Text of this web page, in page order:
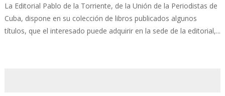
La Editorial Pablo de la Torriente, de la Unión de la Periodistas de
Cuba, dispone en su colección de libros publicados algunos
títulos, que el interesado puede adquirir en la sede de la editorial,...